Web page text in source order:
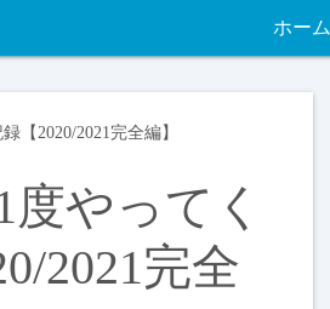
ホーム
【2020/2021完全編】
やってく
2021完全